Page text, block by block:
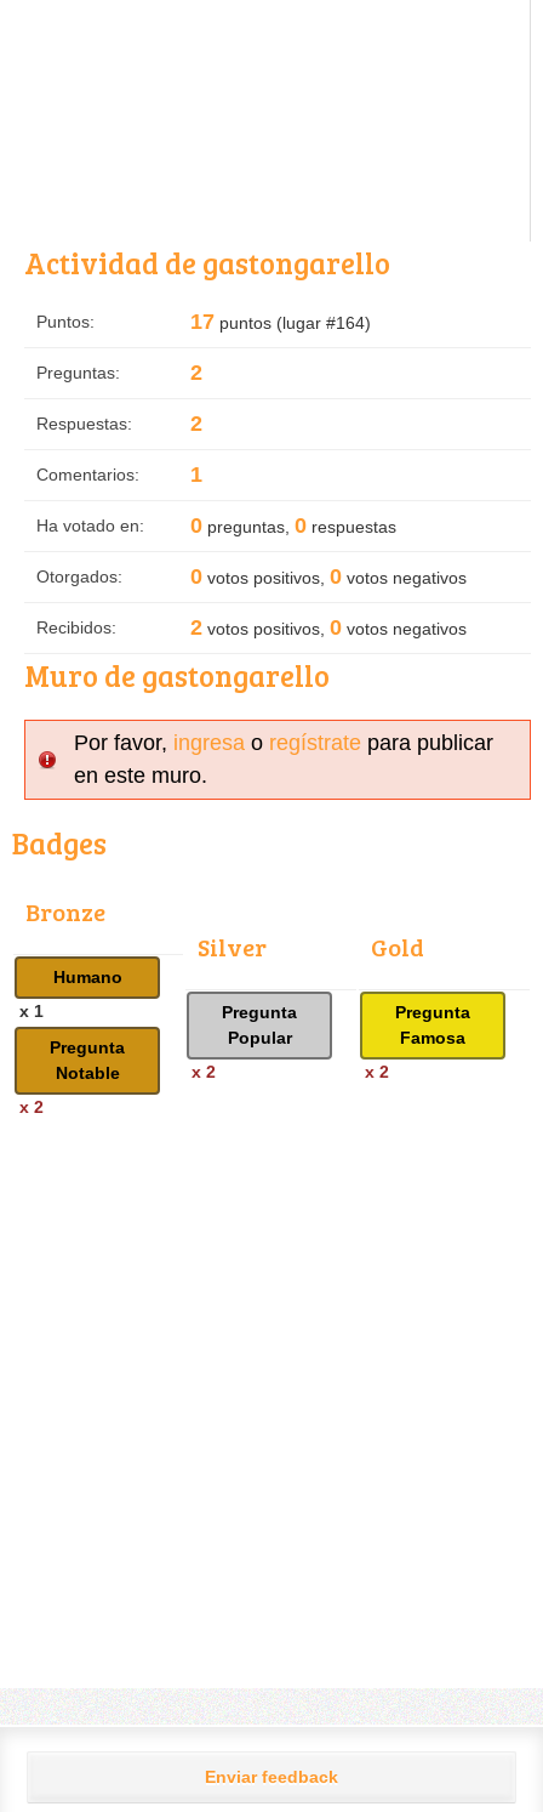
Actividad de gastongarello
Puntos: 17 puntos (lugar #164)
Preguntas: 2
Respuestas: 2
Comentarios: 1
Ha votado en: 0 preguntas, 0 respuestas
Otorgados: 0 votos positivos, 0 votos negativos
Recibidos: 2 votos positivos, 0 votos negativos
Muro de gastongarello
Por favor, ingresa o regístrate para publicar
en este muro.
Badges
Bronze
Humano
x 1
Pregunta
Notable
x 2
Silver
Pregunta
Popular
x 2
Gold
Pregunta
Famosa
x 2
Enviar feedback